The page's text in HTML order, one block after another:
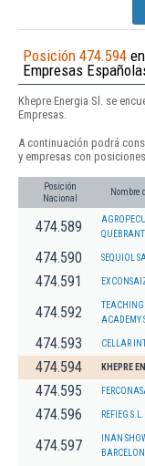
Posición 474.594
Empresas
Khepre Energia Sl. se
Empresas.
A continuación podrá
y empresas con
Posición
Nacional
Nombre
474.589
474.590 SEQUIOL SA
474.591 EXCONSAIZ
474.592
TEACHING
ACADEMY
474.593 CELLAR
474.594 KHEPRE
474.595
474.596 REFIEG S.L.
474.597
INAN